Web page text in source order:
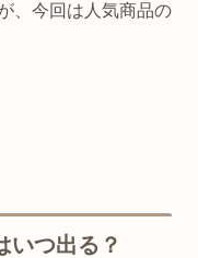
、今回は人気商品の
いつ出る？